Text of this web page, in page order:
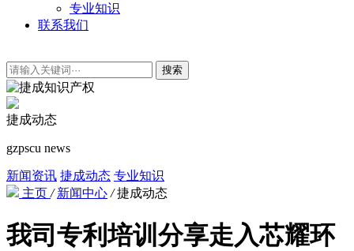
专业知识
联系我们
搜索
捷成动态
gzpscu news
新闻资讯 捷成动态 专业知识
主页 / 新闻中心 / 捷成动态
我司专利培训分享走入芯耀环